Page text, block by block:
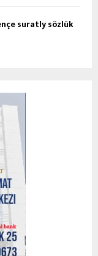
suratly sözlük